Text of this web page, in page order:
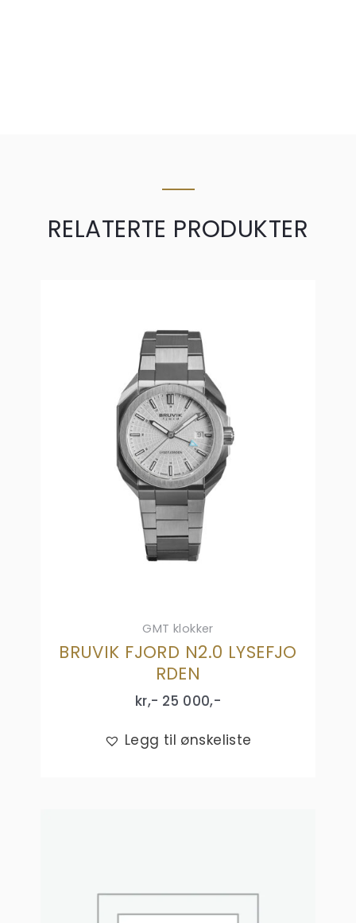
RELATERTE PRODUKTER
GMT klokker
BRUVIK FJORD N2.0 LYSEFJO
RDEN
kr,- 25 000,-
Legg til ønskeliste